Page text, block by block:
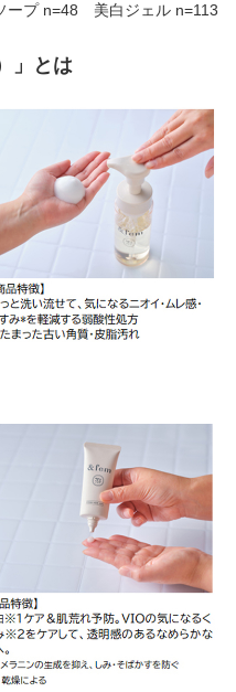
プ n=48 美白ジェル n=113
」とは